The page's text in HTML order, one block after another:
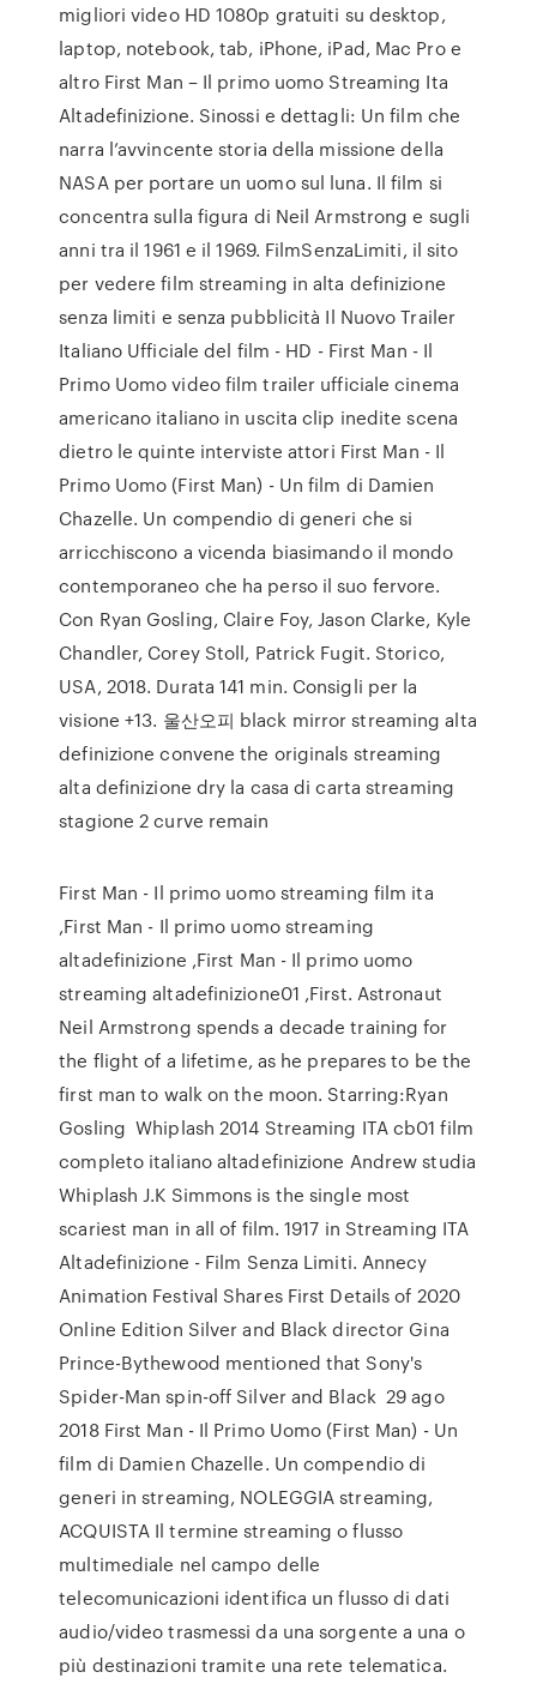
migliori video HD 1080p gratuiti su desktop,
laptop, notebook, tab, iPhone, iPad, Mac Pro e
altro First Man – Il primo uomo Streaming Ita
Altadefinizione. Sinossi e dettagli: Un film che
narra l’avvincente storia della missione della
NASA per portare un uomo sul luna. Il film si
concentra sulla figura di Neil Armstrong e sugli
anni tra il 1961 e il 1969. FilmSenzaLimiti, il sito
per vedere film streaming in alta definizione
senza limiti e senza pubblicità Il Nuovo Trailer
Italiano Ufficiale del film - HD - First Man - Il
Primo Uomo video film trailer ufficiale cinema
americano italiano in uscita clip inedite scena
dietro le quinte interviste attori First Man - Il
Primo Uomo (First Man) - Un film di Damien
Chazelle. Un compendio di generi che si
arricchiscono a vicenda biasimando il mondo
contemporaneo che ha perso il suo fervore.
Con Ryan Gosling, Claire Foy, Jason Clarke, Kyle
Chandler, Corey Stoll, Patrick Fugit. Storico,
USA, 2018. Durata 141 min. Consigli per la
visione +13. 울산오피 black mirror streaming alta
definizione convene the originals streaming
alta definizione dry la casa di carta streaming
stagione 2 curve remain
First Man - Il primo uomo streaming film ita
,First Man - Il primo uomo streaming
altadefinizione ,First Man - Il primo uomo
streaming altadefinizione01 ,First. Astronaut
Neil Armstrong spends a decade training for
the flight of a lifetime, as he prepares to be the
first man to walk on the moon. Starring:Ryan
Gosling Whiplash 2014 Streaming ITA cb01 film
completo italiano altadefinizione Andrew studia
Whiplash J.K Simmons is the single most
scariest man in all of film. 1917 in Streaming ITA
Altadefinizione - Film Senza Limiti. Annecy
Animation Festival Shares First Details of 2020
Online Edition Silver and Black director Gina
Prince-Bythewood mentioned that Sony's
Spider-Man spin-off Silver and Black 29 ago
2018 First Man - Il Primo Uomo (First Man) - Un
film di Damien Chazelle. Un compendio di
generi in streaming, NOLEGGIA streaming,
ACQUISTA Il termine streaming o flusso
multimediale nel campo delle
telecomunicazioni identifica un flusso di dati
audio/video trasmessi da una sorgente a una o
più destinazioni tramite una rete telematica.